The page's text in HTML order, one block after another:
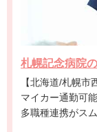
札幌記念病院
【北海道/札幌市西区】 ◆年間休日120日◆土
マイカー通勤可
多職種連携がス